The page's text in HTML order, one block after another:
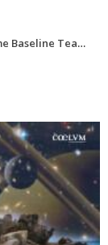
Abell 2255 nel radio più profondo di sempre: nuova mappa del campo magnetico di un ammasso di galassie